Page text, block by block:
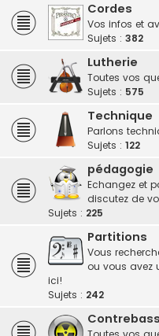
Cordes
Vos infos et
Sujets : 382
Lutherie
Toutes vos
Sujets : 575
Technique
Parlons
Sujets : 122
pédagogie
Echangez et
discutez de
Sujets : 225
Partitions
Vous
ou vous avez
ici!
Sujets : 242